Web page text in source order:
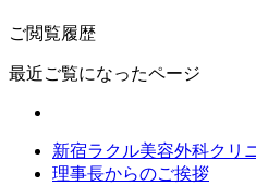
ご閲覧履歴
最近ご覧になったページ
新宿ラクル美容外科クリ
理事長からのご挨拶